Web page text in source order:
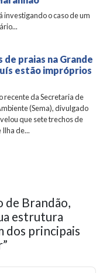
investigando o caso de um
praias na Grande
estão impróprios
recente da Secretaria de
(Sema), divulgado
que sete trechos de
de...
de Brandão,
estrutura
dos principais